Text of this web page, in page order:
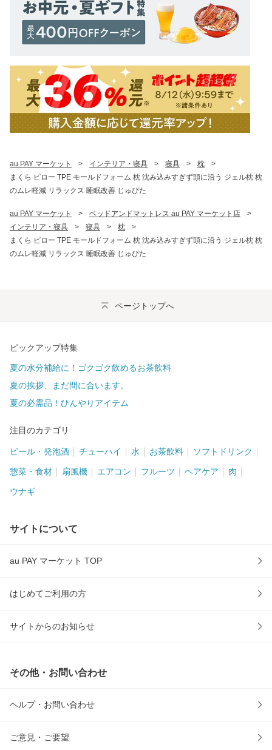
au PAY マーケット > インテリア・寝具 > 寝具 > 枕
>
まくら ピロー TPE モールドフォーム 枕 沈み込みすぎず頭に沿う ジェル枕 枕
のムレ軽減 リラックス 睡眠改善 じゅぴた
au PAY マーケット > ベッドアンドマットレス au PAY マーケット店
>
インテリア・寝具
> 寝具 > 枕
>
まくら ピロー TPE モールドフォーム 枕 沈み込みすぎず頭に沿う ジェル枕 枕
のムレ軽減 リラックス 睡眠改善 じゅぴた
ページトップへ
ピックアップ特集
夏の水分補給に！ゴクゴク飲めるお茶飲料
夏の挨拶、まだ間に合います。
夏の必需品！ひんやりアイテム
注目のカテゴリ
ビール・発泡酒 チューハイ 水 お茶飲料 ソフトドリンク
惣菜・食材 扇風機 エアコン フルーツ ヘアケア 肉
ウナギ
サイトについて
au PAY マーケット TOP
はじめてご利用の方
サイトからのお知らせ
その他・お問い合わせ
ヘルプ・お問い合わせ
ご意見・ご要望